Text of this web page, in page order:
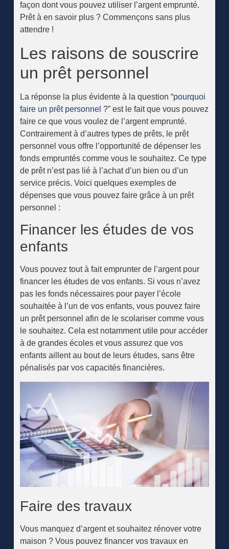
façon dont vous pouvez utiliser l’argent emprunté.
Prêt à en savoir plus ? Commençons sans plus
attendre !
Les raisons de souscrire
un prêt personnel
La réponse la plus évidente à la question “pourquoi
faire un prêt personnel ?” est le fait que vous pouvez
faire ce que vous voulez de l’argent emprunté.
Contrairement à d’autres types de prêts, le prêt
personnel vous offre l’opportunité de dépenser les
fonds empruntés comme vous le souhaitez. Ce type
de prêt n’est pas lié à l’achat d’un bien ou d’un
service précis. Voici quelques exemples de
dépenses que vous pouvez faire grâce à un prêt
personnel :
Financer les études de vos
enfants
Vous pouvez tout à fait emprunter de l’argent pour
financer les études de vos enfants. Si vous n’avez
pas les fonds nécessaires pour payer l’école
souhaitée à l’un de vos enfants, vous pouvez faire
un prêt personnel afin de le scolariser comme vous
le souhaitez. Cela est notamment utile pour accéder
à de grandes écoles et vous assurez que vos
enfants aillent au bout de leurs études, sans être
pénalisés par vos capacités financières.
Faire des travaux
Vous manquez d’argent et souhaitez rénover votre
maison ? Vous pouvez financer vos travaux en